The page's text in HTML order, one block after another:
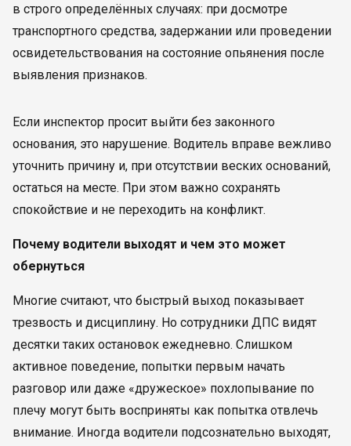
в строго определённых случаях: при досмотре
транспортного средства, задержании или проведении
освидетельствования на состояние опьянения после
выявления признаков.
Если инспектор просит выйти без законного
основания, это нарушение. Водитель вправе вежливо
уточнить причину и, при отсутствии веских оснований,
остаться на месте. При этом важно сохранять
спокойствие и не переходить на конфликт.
Почему водители выходят и чем это может
обернуться
Многие считают, что быстрый выход показывает
трезвость и дисциплину. Но сотрудники ДПС видят
десятки таких остановок ежедневно. Слишком
активное поведение, попытки первым начать
разговор или даже «дружеское» похлопывание по
плечу могут быть восприняты как попытка отвлечь
внимание. Иногда водители подсознательно выходят,